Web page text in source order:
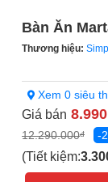
Bàn Ăn
Thương hiệu:
Xem 0 siêu
Giá bán
12.290.000đ -
(Tiết kiệm: